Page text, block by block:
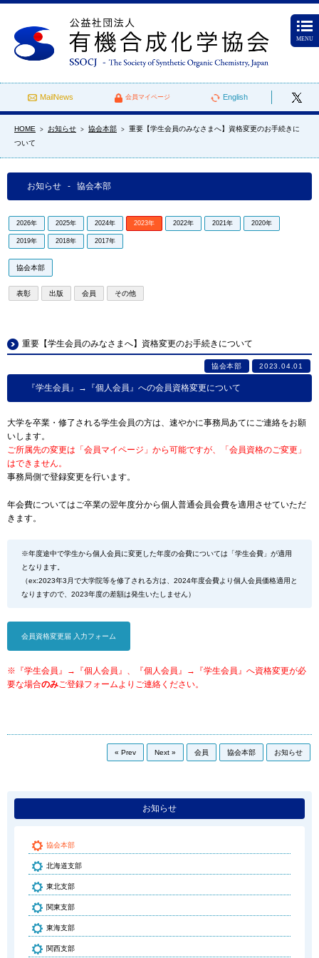
MailNews 会員マイページ English
MENU
HOME > お知らせ > 協会本部 >
重要【学生会員のみなさまへ】資格変更のお手続きに
ついて
お知らせ - 協会本部
2026年 2025年 2024年 2023年 2022年 2021年 2020年
2019年 2018年 2017年
協会本部
表彰 出版 会員 その他
重要【学生会員のみなさまへ】資格変更のお手続きについて
協会本部 2023.04.01
『学生会員』→『個人会員』への会員資格変更について
大学を卒業・修了される学生会員の方は、速やかに事務局あてにご連絡をお願
いします。
ご所属先の変更は「会員マイページ」から可能ですが、「会員資格のご変更」
はできません。
事務局側で登録変更を行います。
年会費についてはご卒業の翌年度分から個人普通会員会費を適用させていただ
きます。
※年度途中で学生から個人会員に変更した年度の会費については「学生会費」が適用
となります。
（ex:2023年3月で大学院等を修了される方は、2024年度会費より個人会員価格適用と
なりますので、2023年度の差額は発生いたしません）
会員資格変更届 入力フォーム
※『学生会員』→『個人会員』、『個人会員』→『学生会員』へ資格変更が必
要な場合のみご登録フォームよりご連絡ください。
« Prev Next » 会員 協会本部 お知らせ
お知らせ
協会本部
北海道支部
東北支部
関東支部
東海支部
関西支部